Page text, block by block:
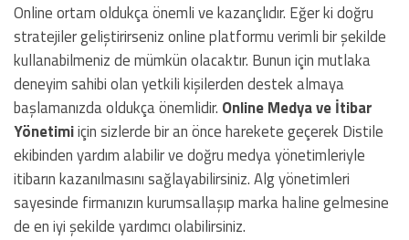
Online ortam oldukça önemli ve kazançlıdır. Eğer ki doğru
stratejiler geliştirirseniz online platformu verimli bir şekilde
kullanabilmeniz de mümkün olacaktır. Bunun için mutlaka
deneyim sahibi olan yetkili kişilerden destek almaya
başlamanızda oldukça önemlidir. Online Medya ve İtibar
Yönetimiiçin sizlerde bir an önce harekete geçerek Distile
ekibinden yardım alabilir ve doğru medya yönetimleriyle
itibarın kazanılmasını sağlayabilirsiniz. Alg yönetimleri
sayesinde firmanızın kurumsallaşıp marka haline gelmesine
de en iyi şekilde yardımcı olabilirsiniz.